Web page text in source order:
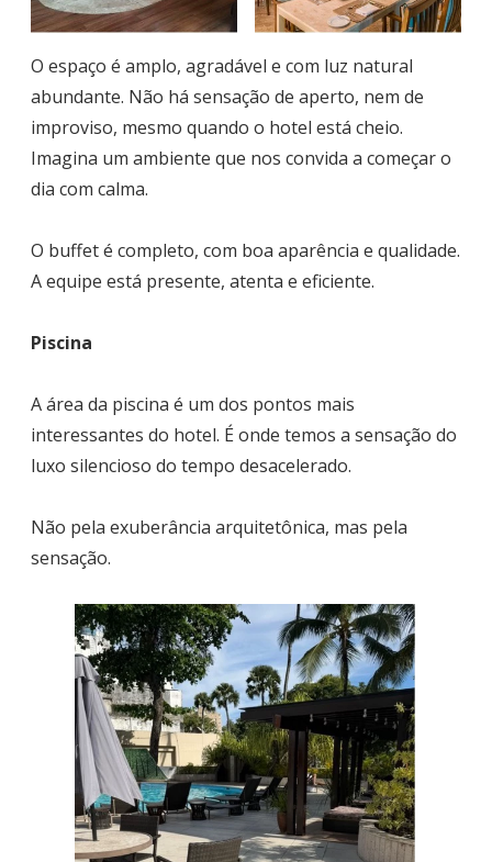
O espaço é amplo, agradável e com luz natural
abundante. Não há sensação de aperto, nem de
improviso, mesmo quando o hotel está cheio.
Imagina um ambiente que nos convida a começar o
dia com calma.
O buffet é completo, com boa aparência e qualidade.
A equipe está presente, atenta e eficiente.
Piscina
A área da piscina é um dos pontos mais
interessantes do hotel. É onde temos a sensação do
luxo silencioso do tempo desacelerado.
Não pela exuberância arquitetônica, mas pela
sensação.